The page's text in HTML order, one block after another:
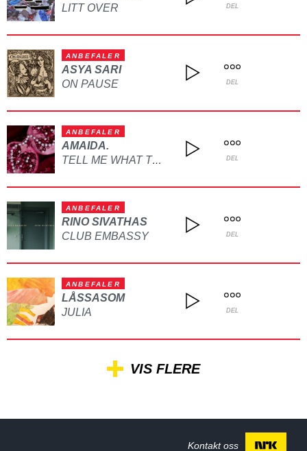
LITT OVER
DEL
ANBEFALER
ASYA SARI
ON PAUSE
DEL
ANBEFALER
AMAIDA.
TELL ME WHAT TO DO DEL
ANBEFALER
RINO SIVATHAS
CLUB EMBASSY
DEL
ANBEFALER
LÅSSASOM
JULIA
DEL
VIS FLERE
Kontakt oss